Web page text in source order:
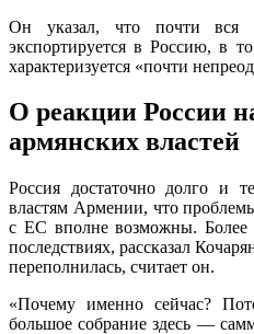
Он указал, что почти вся
экспортируется в Россию, в
характеризуется «почти
О реакции России
армянских властей
Россия достаточно долго и
властям Армении, что
с ЕС вполне возможны.
последствиях, рассказал
переполнилась, считает он.
«Почему именно сейчас?
большое собрание здесь —